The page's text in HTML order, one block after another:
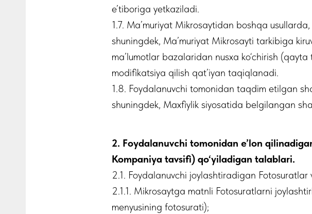
e’tiboriga yetkaziladi.
1.7. Ma’muriyat Mikrosaytidan boshqa
shuningdek, Ma’muriyat Mikrosayti tarkibiga
ma’lumotlar bazalaridan nusxa ko‘chirish
modifikatsiya qilish qat’iyan taqiqlanadi.
1.8. Foydalanuvchi tomonidan taqdim etilgan
shuningdek, Maxfiylik siyosatida belgilangan
2. Foydalanuvchi tomonidan e’lon
Kompaniya tavsifi) qo‘yiladigan talablari.
2.1. Foydalanuvchi joylashtiradigan
2.1.1. Mikrosaytga matnli Fotosuratlarni
menyusining fotosurati);